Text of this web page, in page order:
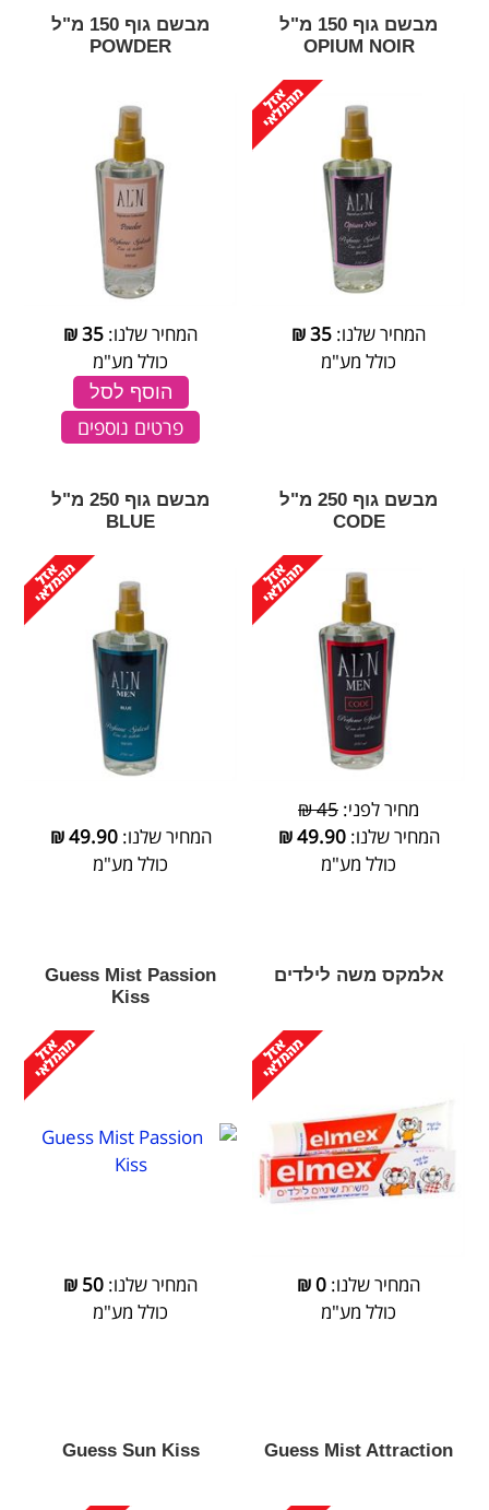
מבשם גוף 150 מ"ל
OPIUM NOIR
המחיר שלנו: 35
₪
כולל מע"מ
מבשם גוף 150 מ"ל
POWDER
המחיר שלנו: 35
₪
כולל מע"מ
הוסף לסל
פרטים נוספים
מבשם גוף 250 מ"ל
CODE
מחיר לפני: 45 ₪
המחיר שלנו:49.90
₪
כולל מע"מ
מבשם גוף 250 מ"ל
BLUE
המחיר שלנו:49.90
₪
כולל מע"מ
אלמקס משה לילדים
המחיר שלנו: 0
₪
כולל מע"מ
Guess Mist Passion
Kiss
המחיר שלנו: 50
₪
כולל מע"מ
Guess Mist Attraction
Guess Sun Kiss